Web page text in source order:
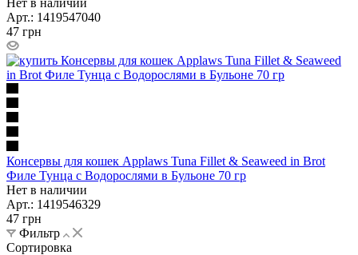
Арт.: 1419547040
47 грн
Консервы для кошек Applaws Tuna Fillet & Seaweed in Brot
Филе Тунца с Водорослями в Бульоне 70 гр
Нет в наличии
Арт.: 1419546329
47 грн
Фильтр
Сортировка